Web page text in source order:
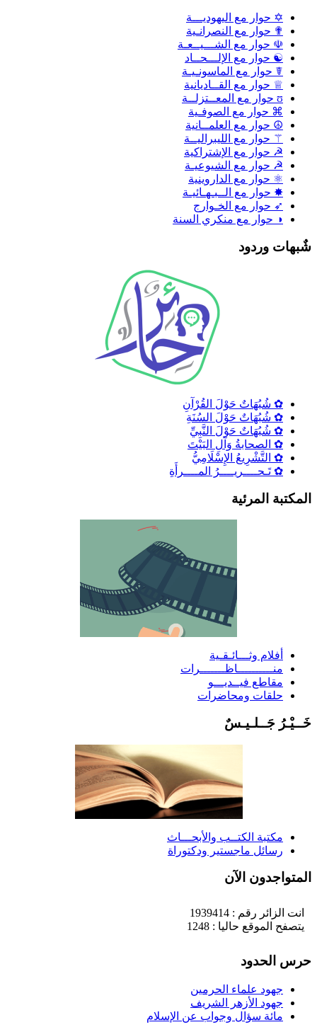
✡ حوار مع اليهوديـــة
✟ حوار مع النصرانـية
☫ حوار مع الشـــيــعـة
☯ حوار مع الإلـــحــاد
☤ حوار مع الماسونـيـة
♕ حوار مع القــاديانية
ʊ حوار مع المعــتزلــة
⌘ حوار مع الصوفـية
☮ حوار مع العلمــانية
⚚ حوار مع الليبراليــة
☭ حوار مع الإشتراكية
☭ حوار مع الشيوعيـة
⚛ حوار مع الداروينية
✸ حوار مع الــبـهـائيـة
➶ حوار مع الخـوارج
◑ حوار مع منكري السنة
وردود
✿ شُبُهَاتٌ حَوْلَ القُرْآنِ
✿ شُبُهَاتٌ حَوْلَ السُنَةِ
✿ شُبُهَاتٌ حَوْلَ النَّبِيِّ
✿ الصحابةُ وَآلِ البَيْتَ
✿ التَّشْرِيعُ الإِسْلَامِيُّ
✿ تَـحــــريــــرُ المــــرأَةِ
المرئية
أفلام وثـــائـقـية
منــــــــــاظـــــــرات
مقاطع فيــديـــو
حلقات ومحاضرات
جَــلـيـسٌ
مكتبة الكتــب والأبحـــاث
رسائل ماجستير ودكتوراة
الآن
انت الزائر رقم : 1939414
يتصفح الموقع حاليا : 1248
الحدود
جهود علماء الحرمين
جهود الأزهر الشريف
مائة سؤال وجواب عن الإسلام